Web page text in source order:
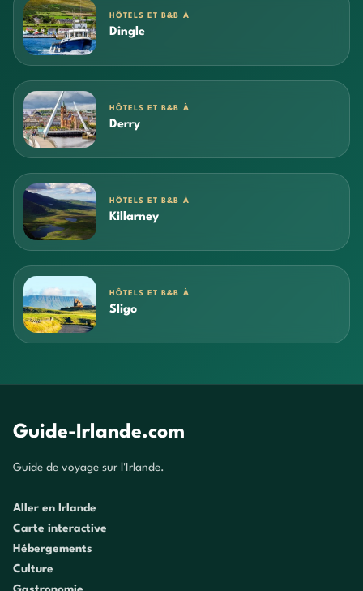
HÔTELS ET B&B À
Dingle
HÔTELS ET B&B À
Derry
HÔTELS ET B&B À
Killarney
HÔTELS ET B&B À
Sligo
Guide-Irlande.com
Guide de voyage sur l'Irlande.
Aller en Irlande
Carte interactive
Hébergements
Culture